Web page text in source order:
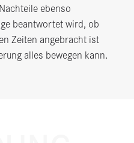
ebenso
beantwortet wird, ob
Zeiten angebracht ist
alles bewegen kann.